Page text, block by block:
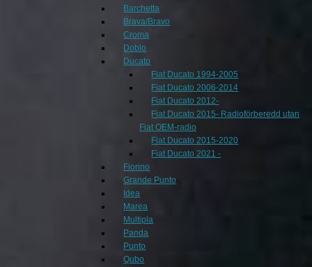
Barchetta
Brava/Bravo
Croma
Doblo
Ducato
Fiat Ducato 1994-2005
Fiat Ducato 2006-2014
Fiat Ducato 2012-
Fiat Ducato 2015- Radioförberedd utan
Fiat OEM-radio
Fiat Ducato 2015-2020
Fiat Ducato 2021 -
Fiorino
Grande Punto
Idea
Marea
Multipla
Panda
Punto
Qubo